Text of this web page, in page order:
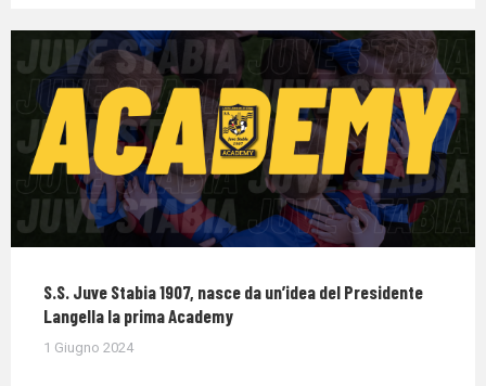
S.S. Juve Stabia 1907, nasce da un’idea del Presidente
Langella la prima Academy
1 Giugno 2024